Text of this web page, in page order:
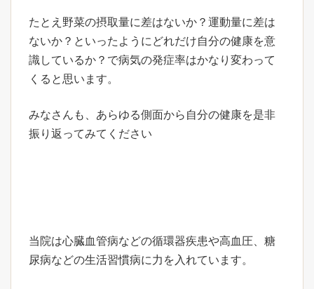
たとえ野菜の摂取量に差はないか？運動量に差は
ないか？といったようにどれだけ自分の健康を意
識しているか？で病気の発症率はかなり変わって
くると思います。
みなさんも、あらゆる側面から自分の健康を是非
振り返ってみてください
当院は心臓血管病などの循環器疾患や高血圧、糖
尿病などの生活習慣病に力を入れています。